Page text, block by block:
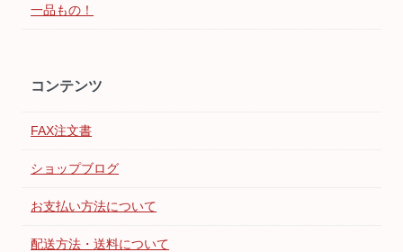
一品もの！
コンテンツ
FAX注文書
ショップブログ
お支払い方法について
配送方法・送料について